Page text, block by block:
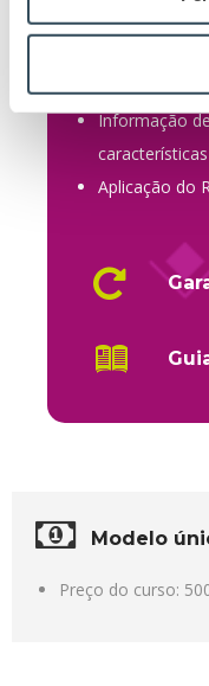
Curso de
Seminários e
Informação
Aplicação do
Modelo
Preço do curso: